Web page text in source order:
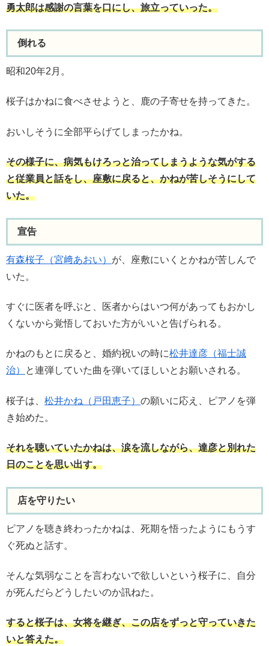
勇太郎は感謝の言葉を口にし、旅立っていった。
倒れる
昭和20年2月。
桜子はかねに食べさせようと、鹿の子寄せを持ってきた。
おいしそうに全部平らげてしまったかね。
その様子に、病気もけろっと治ってしまうような気がする
と従業員と話をし、座敷に戻ると、かねが苦しそうにして
いた。
宣告
有森桜子（宮﨑あおい） が、座敷にいくとかねが苦しんで
いた。
すぐに医者を呼ぶと、医者からはいつ何があってもおかし
くないから覚悟しておいた方がいいと告げられる。
かねのもとに戻ると、婚約祝いの時に松井達彦（福士誠
治）
と連弾していた曲を弾いてほしいとお願いされる。
桜子は、 松井かね（戸田恵子） の願いに応え、ピアノを弾
き始めた。
それを聴いていたかねは、涙を流しながら、達彦と別れた
日のことを思い出す。
店を守りたい
ピアノを聴き終わったかねは、死期を悟ったようにもうす
ぐ死ぬと話す。
そんな気弱なことを言わないで欲しいという桜子に、自分
が死んだらどうしたいのか訊ねた。
すると桜子は、女将を継ぎ、この店をずっと守っていきた
いと答えた。